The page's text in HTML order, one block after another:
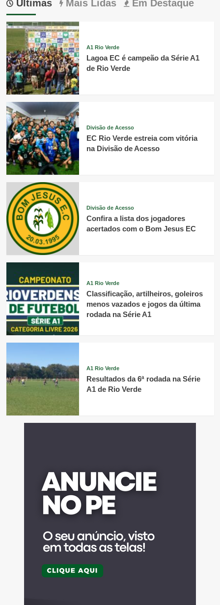
Últimas Mais Lidas Em Destaque
A1 Rio Verde
Lagoa EC é campeão da Série A1
de Rio Verde
Divisão de Acesso
EC Rio Verde estreia com vitória
na Divisão de Acesso
Divisão de Acesso
Confira a lista dos jogadores
acertados com o Bom Jesus EC
A1 Rio Verde
Classificação, artilheiros, goleiros
menos vazados e jogos da última
rodada na Série A1
A1 Rio Verde
Resultados da 6ª rodada na Série
A1 de Rio Verde